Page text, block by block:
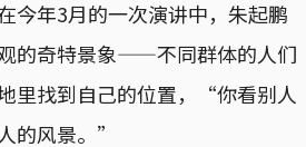
年3月的一次演讲中，朱起鹏
的奇特景象——不同群体的人们
里找到自己的位置，“你看别人
的风景。”